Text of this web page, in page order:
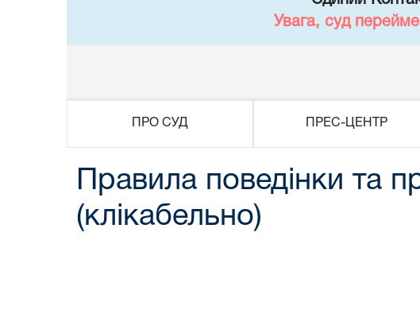
Увага, суд
ПРО СУД ПРЕС-ЦЕНТР
Правила поведінки та
(клікабельно)